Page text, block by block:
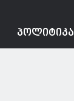
ᲞᲝᲚᲘᲢᲘᲙᲐ